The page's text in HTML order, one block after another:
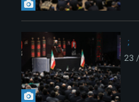
23